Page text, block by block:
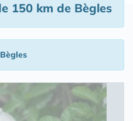
150 km de Bègles
Bègles